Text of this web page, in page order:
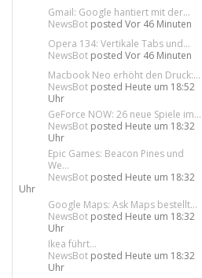
Gmail: Google hantiert mit der...
NewsBot postedVor 46 Minuten
Opera 134: Vertikale Tabs und...
NewsBot postedVor 46 Minuten
Macbook Neo erhöht den Druck:...
NewsBot posted Heute um 18:52
Uhr
GeForce NOW: 26 neue Spiele im...
NewsBot posted Heute um 18:32
Uhr
Epic Games: Beacon Pines und
We...
NewsBot posted Heute um 18:32
Uhr
Google Maps: Ask Maps bestellt...
NewsBot posted Heute um 18:32
Uhr
Ikea führt...
NewsBot posted Heute um 18:32
Uhr